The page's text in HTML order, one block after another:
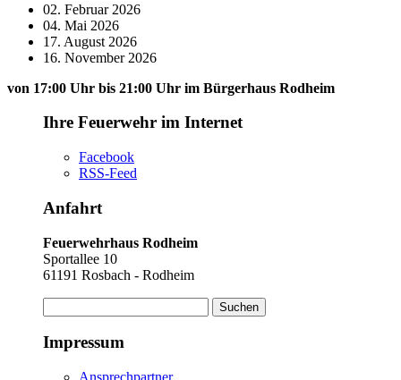
02. Februar 2026
04. Mai 2026
17. August 2026
16. November 2026
von 17:00 Uhr bis 21:00 Uhr im Bürgerhaus Rodheim
Ihre Feuerwehr im Internet
Facebook
RSS-Feed
Anfahrt
Feuerwehrhaus Rodheim
Sportallee 10
61191 Rosbach - Rodheim
nach:
Impressum
Ansprechpartner